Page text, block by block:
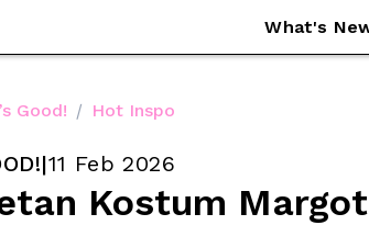
What's
Good! / Hot Inspo
|11 Feb 2026
Kostum